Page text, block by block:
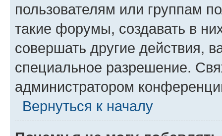
пользователям или группам
такие форумы, создавать в
совершать другие действия,
специальное разрешение.
администратором
Вернуться к началу